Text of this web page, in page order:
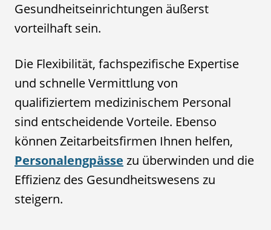
Gesundheitseinrichtungen äußerst
vorteilhaft sein.
Die Flexibilität, fachspezifische Expertise
und schnelle Vermittlung von
qualifiziertem medizinischem Personal
sind entscheidende Vorteile. Ebenso
können Zeitarbeitsfirmen Ihnen helfen,
Personalengpässe zu überwinden und die
Effizienz des Gesundheitswesens zu
steigern.